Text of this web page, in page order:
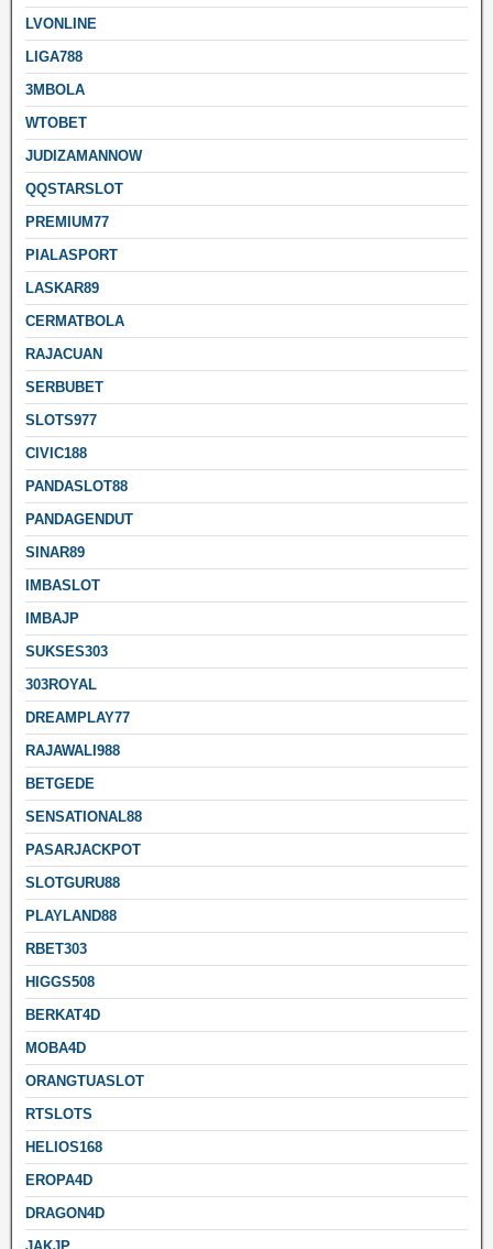
LVONLINE
LIGA788
3MBOLA
WTOBET
JUDIZAMANNOW
QQSTARSLOT
PREMIUM77
PIALASPORT
LASKAR89
CERMATBOLA
RAJACUAN
SERBUBET
SLOTS977
CIVIC188
PANDASLOT88
PANDAGENDUT
SINAR89
IMBASLOT
IMBAJP
SUKSES303
303ROYAL
DREAMPLAY77
RAJAWALI988
BETGEDE
SENSATIONAL88
PASARJACKPOT
SLOTGURU88
PLAYLAND88
RBET303
HIGGS508
BERKAT4D
MOBA4D
ORANGTUASLOT
RTSLOTS
HELIOS168
EROPA4D
DRAGON4D
JAKJP